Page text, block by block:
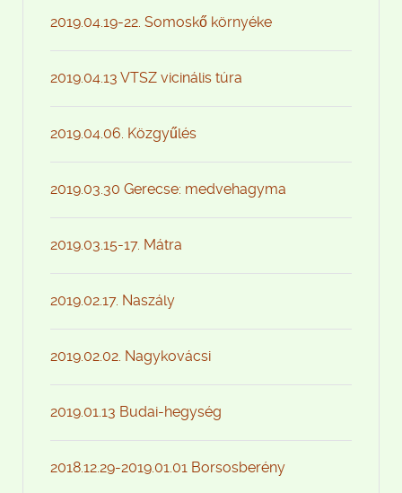
2019.04.19-22. Somoskő környéke
2019.04.13 VTSZ vicinális túra
2019.04.06. Közgyűlés
2019.03.30 Gerecse: medvehagyma
2019.03.15-17. Mátra
2019.02.17. Naszály
2019.02.02. Nagykovácsi
2019.01.13 Budai-hegység
2018.12.29-2019.01.01 Borsosberény